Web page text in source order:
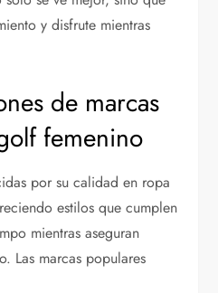
y disfrute mientras
de marcas
femenino
por su calidad en ropa
estilos que cumplen
mientras aseguran
Las marcas populares